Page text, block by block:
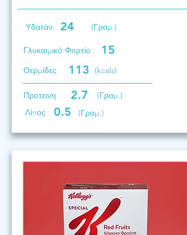
Υδατάν. 24 (Γραμ.)
Γλυκαιμικό Φορτίο 15
Θερμίδες 113 (kcals)
Προτεινη 2.7
(Γραμ.)
Λίπος
0.5 (Γραμ.)